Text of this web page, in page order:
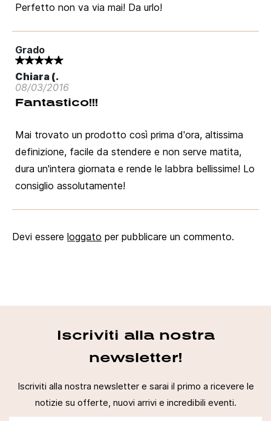
Perfetto non va via mai! Da urlo!
Grado
Chiara (.
08/03/2016
Fantastico!!!
Mai trovato un prodotto così prima d'ora, altissima
definizione, facile da stendere e non serve matita,
dura un'intera giornata e rende le labbra bellissime! Lo
consiglio assolutamente!
Devi essere loggato per pubblicare un commento.
Iscriviti alla nostra
newsletter!
Iscriviti alla nostra newsletter e sarai il primo a ricevere le
notizie su offerte, nuovi arrivi e incredibili eventi.